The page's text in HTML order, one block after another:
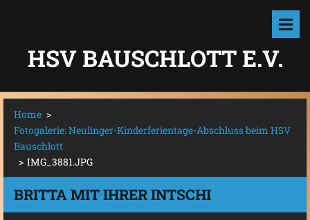
HSV BAUSCHLOTT E.V.
Home >
Fotogalerie: Neulinger-Kinderferientage-Abschluss beim HSV
Bauschlott
> IMG_3881.JPG
BRITTA MIT IHRER INTSCHI